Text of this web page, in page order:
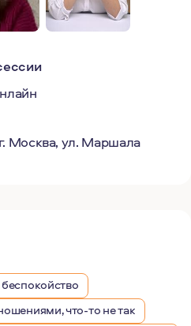
г. Москва, ул. Маршала
беспокойство
что-то не так